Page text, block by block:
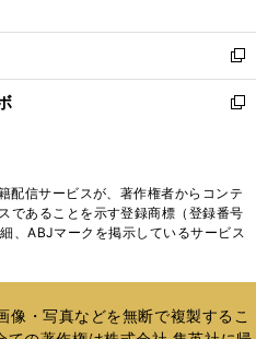
開
く
ウ
で
開
く
ン
ド
ウ
で
ウ
ィ
ン
ド
く
新
し
い
ド
ウ
で
新
ィ
ン
ド
開
配信サービスが、著作権者からコンテ
であることを示す登録商標（登録番号
、ABJマークを掲示しているサービス
像・写真などを無断で複製するこ